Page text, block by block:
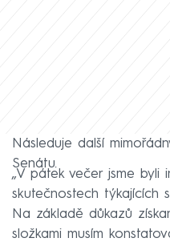
Následuje další
Senátu.
„V pátek večer jsme byli
skutečnostech týkajících
Na základě důkazů
složkami musím